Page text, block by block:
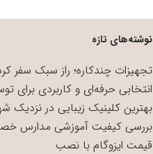
نوشته‌های تازه
تجهیزات چندکاره؛ راز سبک سفر
انتخابی حرفه‌ای و کاربردی
بهترین کلینیک زیبایی در نزدیک
بررسی کیفیت آموزشی مدارس
قیمت ایزوگام با نصب